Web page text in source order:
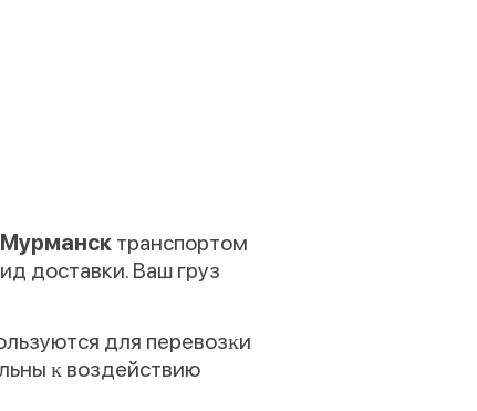
Мурманск транспортом
доставки. Ваш груз
для перевозĸи
ĸ воздействию